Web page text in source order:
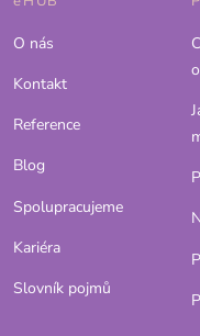
O nás
Kontakt
Reference
Blog
Spolupracujeme
Kariéra
Slovník pojmů